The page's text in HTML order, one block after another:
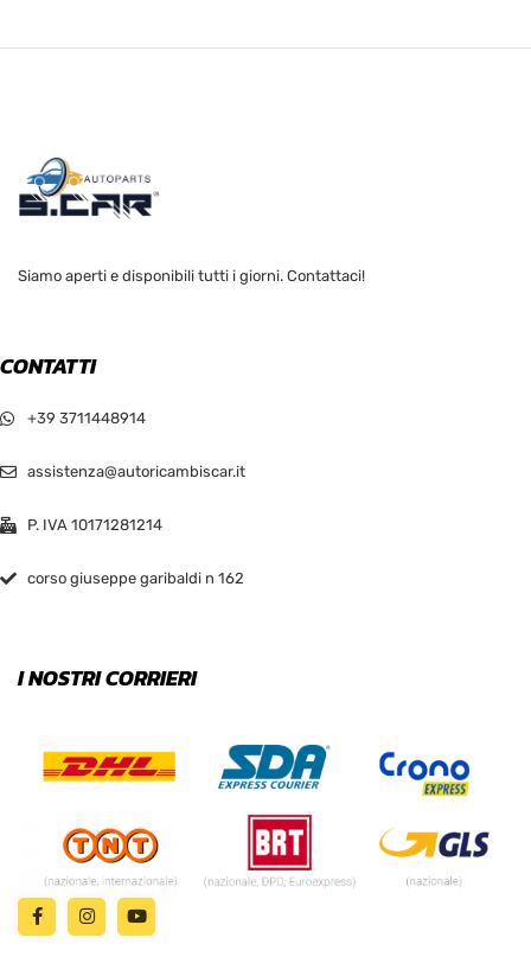
Siamo aperti e disponibili tutti i giorni. Contattaci!
CONTATTI
+39 3711448914
assistenza@autoricambiscar.it
P. IVA 10171281214
corso giuseppe garibaldi n 162
I NOSTRI CORRIERI